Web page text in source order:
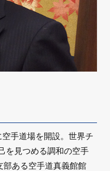
手道場を開設。世界チ
を見つめる調和の空手
部ある空手道真義館館